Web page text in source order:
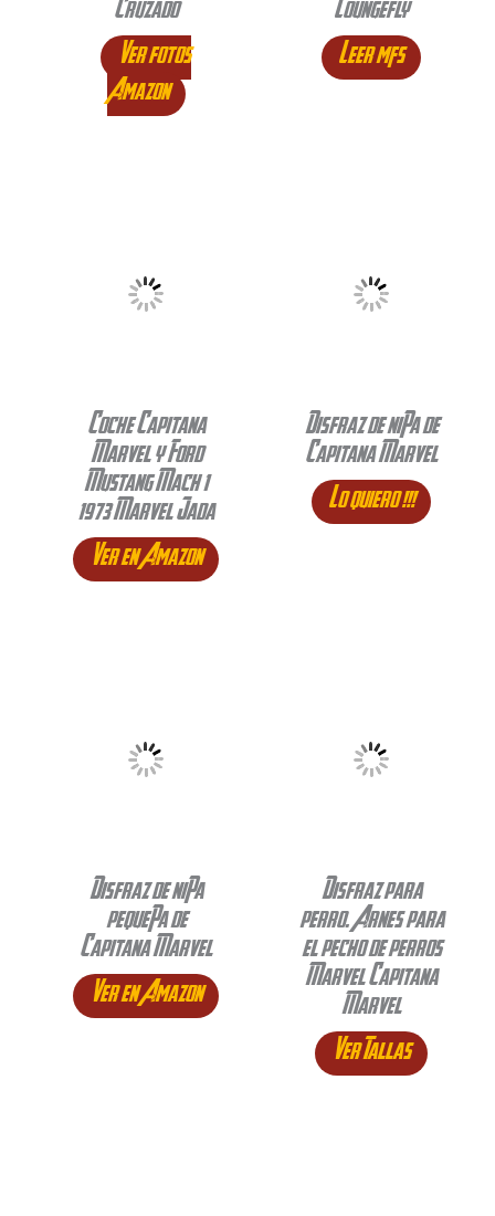
Cruzado
Ver fotos
Amazon
Loungefly
Leer más
Coche Capitana
Marvel y Ford
Mustang Mach 1
1973 Marvel Jada
Ver en Amazon
Disfraz de niña de
Capitana Marvel
Lo quiero !!!
Disfraz de niña
pequeña de
Capitana Marvel
Ver en Amazon
Disfraz para
perro. Arnes para
el pecho de perros
Marvel Capitana
Marvel
Ver Tallas